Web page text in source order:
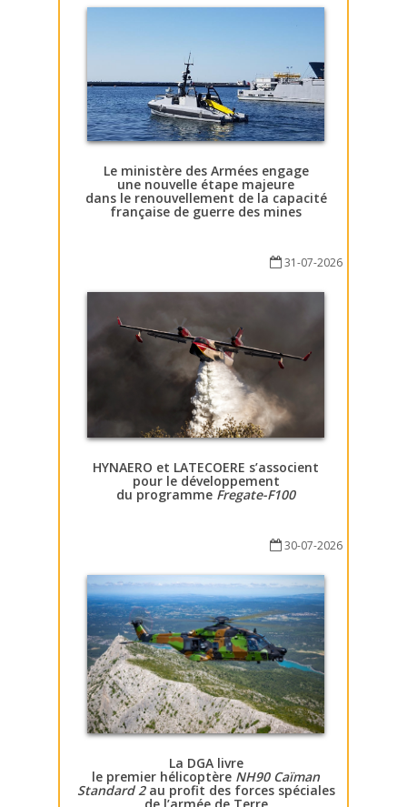
Le ministère des Armées engage
une nouvelle étape majeure
dans le renouvellement de la capacité
française de guerre des mines
31-07-2026
HYNAERO et LATECOERE s’associent
pour le développement
du programme Fregate-F100
30-07-2026
La DGA livre
le premier hélicoptère NH90 Caïman
Standard 2au profit des forces spéciales